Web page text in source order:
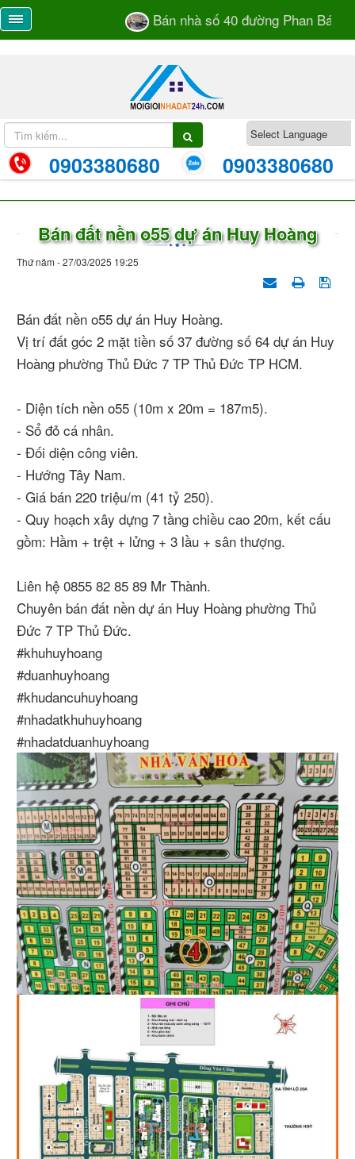
Bán nhà số 40 đường Phan Bá
0903380680 0903380680
Bán đất nền o55 dự án Huy Hoàng
Thứ năm - 27/03/2025 19:25
Bán đất nền o55 dự án Huy Hoàng.
Vị trí đất góc 2 mặt tiền số 37 đường số 64 dự án Huy
Hoàng phường Thủ Đức 7 TP Thủ Đức TP HCM.
- Diện tích nền o55 (10m x 20m = 187m5).
- Sổ đỏ cá nhân.
- Đối diện công viên.
- Hướng Tây Nam.
- Giá bán 220 triệu/m (41 tỷ 250).
- Quy hoạch xây dựng 7 tầng chiều cao 20m, kết cấu
gồm: Hầm + trệt + lửng + 3 lầu + sân thượng.
Liên hệ 0855 82 85 89 Mr Thành.
Chuyên bán đất nền dự án Huy Hoàng phường Thủ
Đức 7 TP Thủ Đức.
#khuhuyhoang
#duanhuyhoang
#khudancuhuyhoang
#nhadatkhuhuyhoang
#nhadatduanhuyhoang